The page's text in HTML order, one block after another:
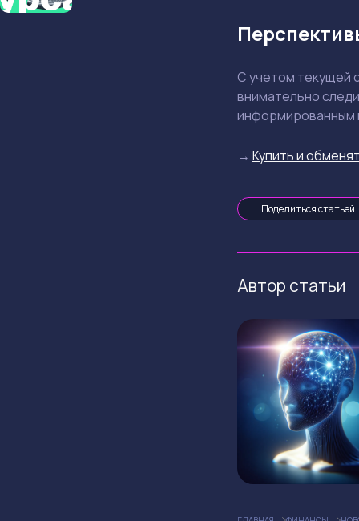
С учетом текущей
внимательно
информированным
→ Купить и
Поделиться статьей
Автор статьи